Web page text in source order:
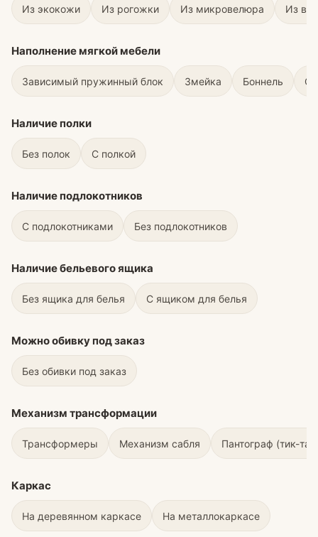
Из экокожи Из рогожки Из микровелюра Из
Наполнение мягкой мебели
Зависимый пружинный блок Змейка Боннель С
Наличие полки
Без полок С полкой
Наличие подлокотников
С подлокотниками Без подлокотников
Наличие бельевого ящика
Без ящика для белья С ящиком для белья
Можно обивку под заказ
Без обивки под заказ
Механизм трансформации
Трансформеры Механизм сабля Пантограф (тик-
Каркас
На деревянном каркасе На металлокаркасе